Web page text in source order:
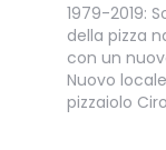
1979-2019:
della pizza
con un
Nuovo
pizzaiolo